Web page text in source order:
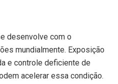
desenvolve com o
mundialmente. Exposição
e controle deficiente de
acelerar essa condição.